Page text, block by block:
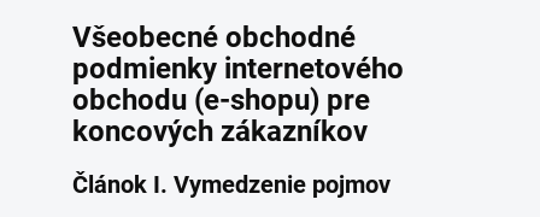
Všeobecné obchodné
podmienky internetového
obchodu (e-shopu) pre
koncových zákazníkov
Článok I. Vymedzenie pojmov